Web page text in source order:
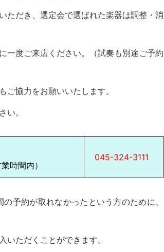
ただき、選定会で選ばれた楽器は調整・消
一度ご来店ください。（試奏も別途ご予約
協力をお願いいたします。
い。
時間内）
045-324-3111
予約が取れなかったという方のために、
ただくことができます。